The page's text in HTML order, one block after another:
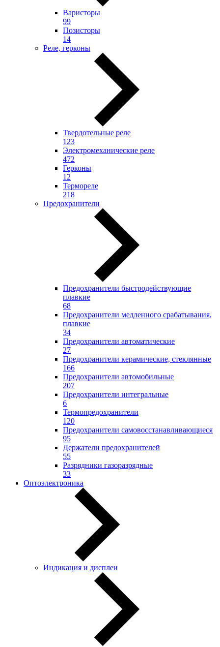
Варисторы
99
Позисторы
14
Реле, герконы
Твердотельные реле
123
Электромеханические реле
472
Герконы
12
Термореле
218
Предохранители
Предохранители быстродействующие
плавкие
68
Предохранители медленного срабатывания,
плавкие
34
Предохранители автоматические
27
Предохранители керамические, стеклянные
166
Предохранители автомобильные
207
Предохранители интегральные
6
Термопредохранители
120
Предохранители самовосстанавливающиеся
95
Держатели предохранителей
55
Разрядники газоразрядные
33
Оптоэлектроника
Индикация и дисплеи